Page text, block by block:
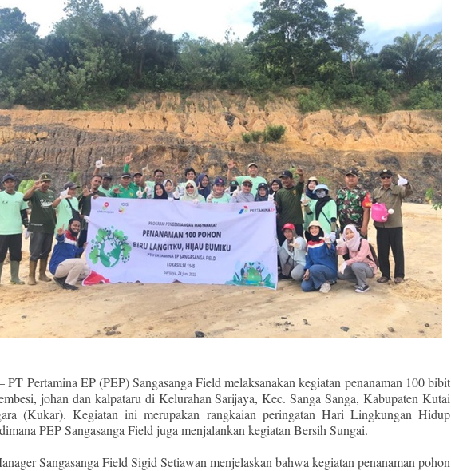
PT Pertamina EP (PEP) Sangasanga Field melaksanakan kegiatan penanaman 100 bibit
johan dan kalpataru di Kelurahan Sarijaya, Kec. Sanga Sanga, Kabupaten Kutai
(Kukar). Kegiatan ini merupakan rangkaian peringatan Hari Lingkungan Hidup
PEP Sangasanga Field juga menjalankan kegiatan Bersih Sungai.
Sangasanga Field Sigid Setiawan menjelaskan bahwa kegiatan penanaman pohon